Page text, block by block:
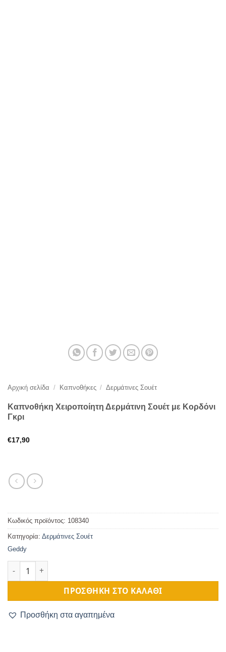
Αρχική σελίδα / Καπνοθήκες / Δερμάτινες Σουέτ
Καπνοθήκη Χειροποίητη Δερμάτινη Σουέτ με Κορδόνι
Γκρι
€17,90
Κωδικός προϊόντος: 108340
Κατηγορία: Δερμάτινες Σουέτ
Geddy
ΠΡΟΣΘΉΚΗ ΣΤΟ ΚΑΛΆΘΙ
Προσθήκη στα αγαπημένα